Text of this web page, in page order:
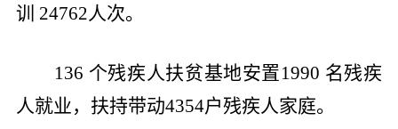
训 24762 人次。
136 个残疾人扶贫基地安置1990 名残疾
人就业，扶持带动4354户残疾人家庭。